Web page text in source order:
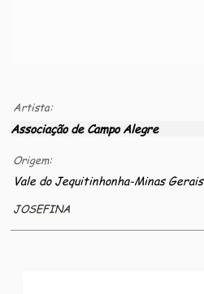
Artista:
Associação de Campo Alegre
Origem:
Vale do Jequitinhonha-Minas Gerais
JOSEFINA